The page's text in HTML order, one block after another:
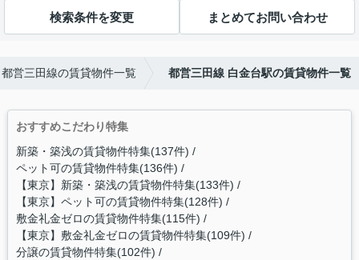
検索条件を変更 まとめてお問い合わせ
都営三田線の賃貸物件一覧 都営三田線 白金台駅の賃貸物件一覧
おすすめこだわり特集
新築・築浅の賃貸物件特集(137件)
ペット可の賃貸物件特集(136件)
【東京】新築・築浅の賃貸物件特集(133件)
【東京】ペット可の賃貸物件特集(128件)
敷金礼金ゼロの賃貸物件特集(115件)
【東京】敷金礼金ゼロの賃貸物件特集(109件)
分譲の賃貸物件特集(102件)